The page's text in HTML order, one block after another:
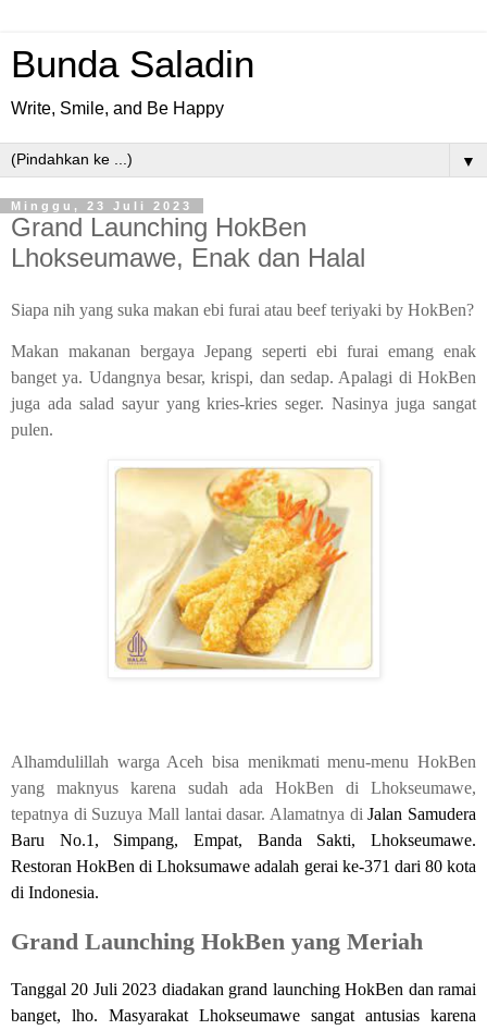
Bunda Saladin
Write, Smile, and Be Happy
▼
Minggu, 23 Juli 2023
Grand Launching HokBen
Lhokseumawe, Enak dan Halal
Siapa nih yang suka makan ebi furai atau beef teriyaki by HokBen?
Makan makanan bergaya Jepang seperti ebi furai emang enak
banget ya. Udangnya besar, krispi, dan sedap. Apalagi di HokBen
juga ada salad sayur yang kries-kries seger. Nasinya juga sangat
pulen.
Alhamdulillah warga Aceh bisa menikmati menu-menu HokBen
yang maknyus karena sudah ada HokBen di Lhokseumawe,
tepatnya di Suzuya Mall lantai dasar. Alamatnya diJalan Samudera
Baru No.1, Simpang, Empat, Banda Sakti, Lhokseumawe.
Restoran HokBen di Lhoksumawe adalah gerai ke-371 dari 80 kota
di Indonesia.
Grand Launching HokBen yang Meriah
Tanggal 20 Juli 2023 diadakan grand launching HokBen dan ramai
banget, lho. Masyarakat Lhokseumawe sangat antusias karena